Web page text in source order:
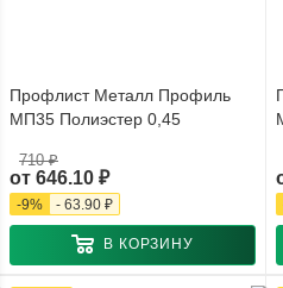
Профлист Металл Профиль
МП35 Полиэстер 0,45
от 646.10 ₽
710 ₽
-9% - 63.90 ₽
В КОРЗИНУ